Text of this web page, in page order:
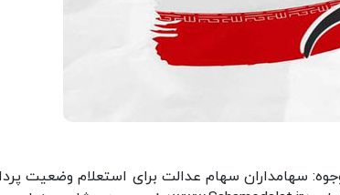
سهامداران سهام عدالت برای استعلام وضعیت